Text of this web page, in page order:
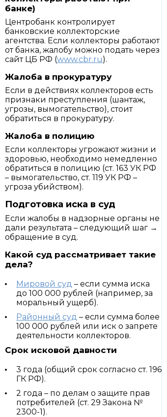
банке)
Центробанк контролирует
банковские коллекторские
агентства. Если коллекторы работают
от банка, жалобу можно подать через
сайт ЦБ РФ (www.cbr.ru).
Жалоба в прокуратуру
Если в действиях коллекторов есть
признаки преступления (шантаж,
угрозы, вымогательство), стоит
обратиться в прокуратуру.
Жалоба в полицию
Если коллекторы угрожают жизни и
здоровью, необходимо немедленно
обратиться в полицию (ст. 163 УК РФ
– вымогательство, ст. 119 УК РФ –
угроза убийством).
Подготовка иска в суд
Если жалобы в надзорные органы не
дали результата – следующий шаг →
обращение в суд.
Какой суд рассматривает такие
дела?
Мировой суд – если сумма иска
до 100 000 рублей (например, за
моральный ущерб).
Районный суд – если сумма более
100 000 рублей или иск о запрете
деятельности коллекторов.
Срок исковой давности
3 года (общий срок согласно ст. 196
ГК РФ).
2 года – по делам о защите прав
потребителей (ст. 29 Закона №
2300-1).